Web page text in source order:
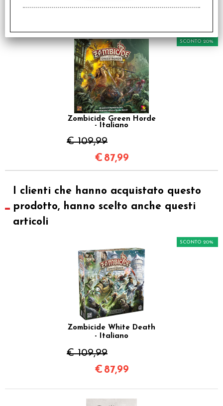
€ 109,99
Zombicide Green Horde
- Italiano
€ 109,99
SCONTO 20%
€ 87,99
I clienti che hanno acquistato questo
prodotto, hanno scelto anche questi
articoli
Zombicide White Death
- Italiano
€ 109,99
SCONTO 20%
€ 87,99